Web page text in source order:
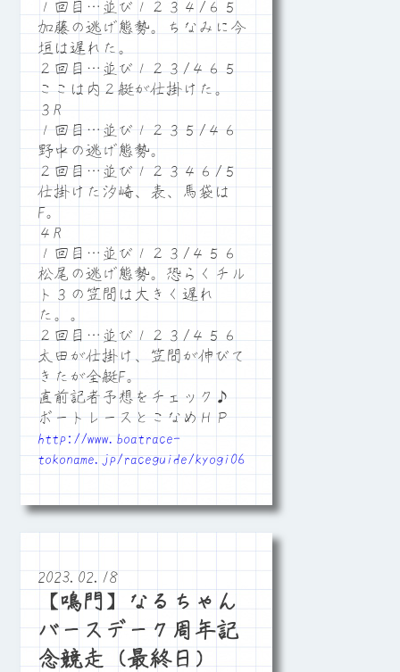
１回目…並び１２３４/６５
加藤の逃げ態勢。ちなみに今
垣は遅れた。
２回目…並び１２３/４６５
ここは内２艇が仕掛けた。
３R
１回目…並び１２３５/４６
野中の逃げ態勢。
２回目…並び１２３４６/５
仕掛けた汐崎、表、馬袋は
F。
４R
１回目…並び１２３/４５６
松尾の逃げ態勢。恐らくチル
ト３の笠間は大きく遅れ
た。。
２回目…並び１２３/４５６
太田が仕掛け、笠間が伸びて
きたが全艇F。
直前記者予想をチェック♪
ボートレースとこなめＨＰ
http://www.boatrace-
tokoname.jp/raceguide/kyogi06
2023.02.18
【鳴門】なるちゃん
バースデー７周年記
念競走（最終日）